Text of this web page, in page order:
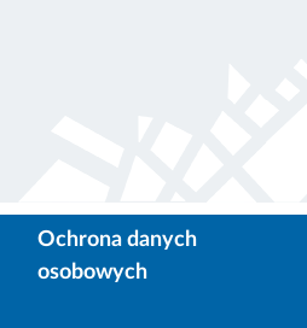
Ochrona danych
osobowych